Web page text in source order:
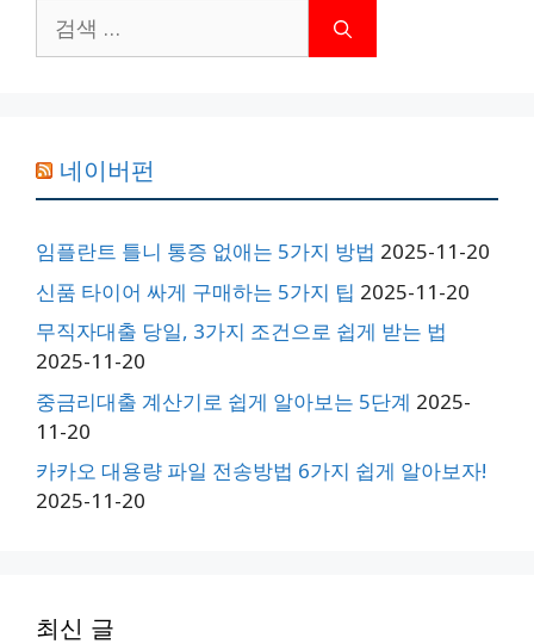
색:
네이버펀
임플란트 틀니 통증 없애는 5가지 방법 2025-11-20
신품 타이어 싸게 구매하는 5가지 팁 2025-11-20
무직자대출 당일, 3가지 조건으로 쉽게 받는 법
2025-11-20
중금리대출 계산기로 쉽게 알아보는 5단계 2025-
11-20
카카오 대용량 파일 전송방법 6가지 쉽게 알아보자!
2025-11-20
최신 글